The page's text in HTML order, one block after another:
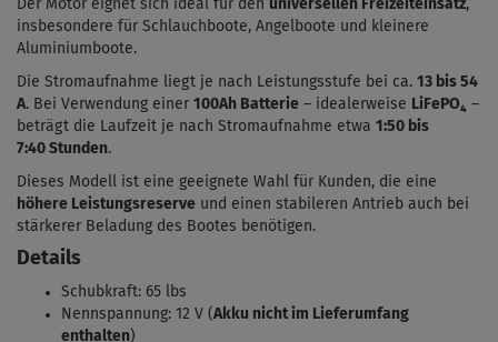
Der Motor eignet sich ideal für den universellen Freizeiteinsatz,
insbesondere für Schlauchboote, Angelboote und kleinere
Aluminiumboote.
Die Stromaufnahme liegt je nach Leistungsstufe bei ca. 13 bis 54
A. Bei Verwendung einer 100Ah Batterie – idealerweise LiFePO₄ –
beträgt die Laufzeit je nach Stromaufnahme etwa 1:50 bis
7:40 Stunden.
Dieses Modell ist eine geeignete Wahl für Kunden, die eine
höhere Leistungsreserve und einen stabileren Antrieb auch bei
stärkerer Beladung des Bootes benötigen.
Details
Schubkraft: 65 lbs
Nennspannung: 12 V (Akku nicht im Lieferumfang
enthalten)